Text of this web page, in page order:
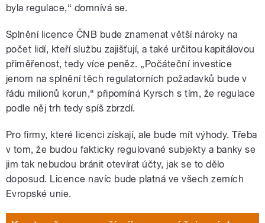
byla regulace,“ domnívá se.
Splnění licence ČNB bude znamenat větší nároky na
počet lidí, kteří službu zajišťují, a také určitou kapitálovou
přiměřenost, tedy více peněz. „Počáteční investice
jenom na splnění těch regulatorních požadavků bude v
řádu milionů korun,“ připomíná Kyrsch s tím, že regulace
podle něj trh tedy spíš zbrzdí.
Pro firmy, které licenci získají, ale bude mít výhody. Třeba
v tom, že budou fakticky regulované subjekty a banky se
jim tak nebudou bránit otevírat účty, jak se to dělo
doposud. Licence navíc bude platná ve všech zemích
Evropské unie.